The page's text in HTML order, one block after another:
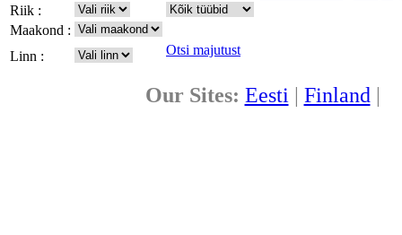
Riik :
Maakond :
Linn :
Otsi majutust
Our Sites: Eesti | Finland |